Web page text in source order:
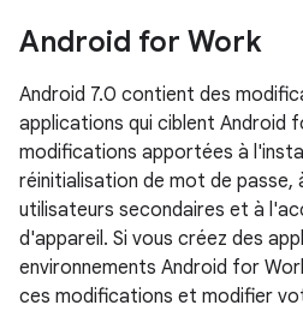
Android for Work
Android 7.0 contient des
applications qui ciblent Android
modifications apportées à
réinitialisation de mot de passe,
utilisateurs secondaires et à
d'appareil. Si vous créez des
environnements Android for
ces modifications et modifier